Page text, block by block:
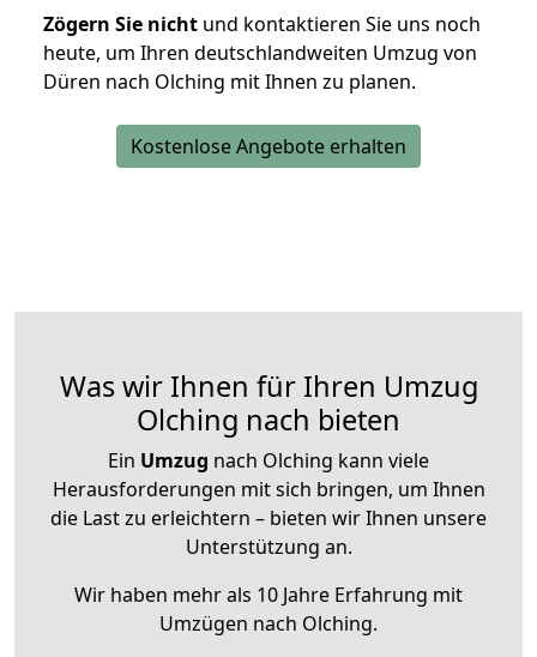
Zögern Sie nicht und kontaktieren Sie uns noch
heute, um Ihren deutschlandweiten Umzug von
Düren nach Olching mit Ihnen zu planen.
Kostenlose Angebote erhalten
Was wir Ihnen für Ihren Umzug
Olching nach bieten
Ein Umzug nach Olching kann viele
Herausforderungen mit sich bringen, um Ihnen
die Last zu erleichtern – bieten wir Ihnen unsere
Unterstützung an.
Wir haben mehr als 10 Jahre Erfahrung mit
Umzügen nach Olching.